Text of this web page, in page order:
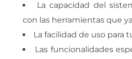
La capacidad del
con las herramientas que
La facilidad de uso para
Las funcionalidades